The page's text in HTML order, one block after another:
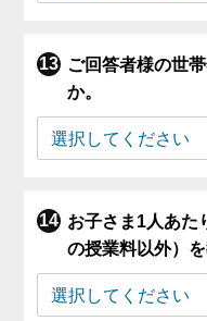
ご回答者様の世
か。
お子さま1人あた
の授業料以外）